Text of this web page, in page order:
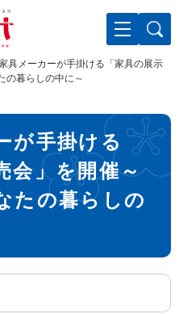
具メーカーが手掛ける「家具の展示
の暮らしの中に～
が手掛ける
会」を開催～
たの暮らしの